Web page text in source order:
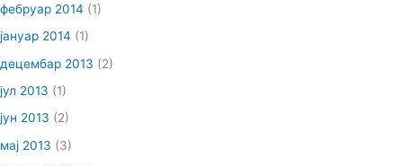
фебруар 2014 (1)
јануар 2014 (1)
децембар 2013 (2)
јул 2013 (1)
јун 2013 (2)
мај 2013 (3)